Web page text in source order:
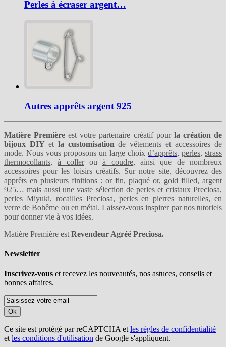
Perles à écraser argent…
Autres apprêts argent 925
Matière Première est votre partenaire créatif pourla création de
bijoux DIY etla customisation de vêtements et accessoires de
mode. Nous vous proposons un large choix d’apprêts, perles, strass
thermocollants,à collerouà coudre, ainsi que de nombreux
accessoires pour les loisirs créatifs. Sur notre site, découvrez des
apprêts en plusieurs finitions : or fin, plaqué or, gold filled, argent
925… mais aussi une vaste sélection de perles et cristaux Preciosa,
perles Miyuki, rocailles Preciosa, perles en pierres naturelles, en
verre de Bohême ou en métal. Laissez-vous inspirer par nostutoriels
pour donner vie à vos idées.
Matière Première est Revendeur Agréé Preciosa.
Newsletter
Inscrivez-vous et recevez les nouveautés, nos astuces, conseils et
bonnes affaires.
Ok
Ce site est protégé par reCAPTCHA et les règles de confidentialité
et les conditions d'utilisation de Google s'appliquent.